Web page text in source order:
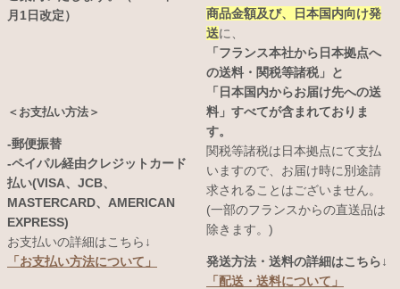
月1日改定）
＜お支払い方法＞
-郵便振替
-ペイパル経由クレジットカード
払い(VISA、JCB、
MASTERCARD、AMERICAN
EXPRESS)
お支払いの詳細はこちら↓
「お支払い方法について」
商品金額及び、日本国内向け発
送に、
「フランス本社から日本拠点へ
の送料・関税等諸税」と
「日本国内からお届け先への送
料」すべてが含まれておりま
す。
関税等諸税は日本拠点にて支払
いますので、お届け時に別途請
求されることはございません。
(一部のフランスからの直送品は
除きます。)
発送方法・送料の詳細はこちら↓
「配送・送料について」